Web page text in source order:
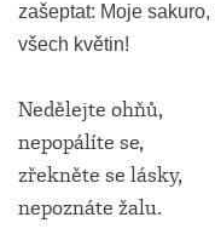
zašeptat: Moje
všech květin!
Nedělejte ohňů,
nepopálíte se,
zřekněte se lásky,
nepoznáte žalu.